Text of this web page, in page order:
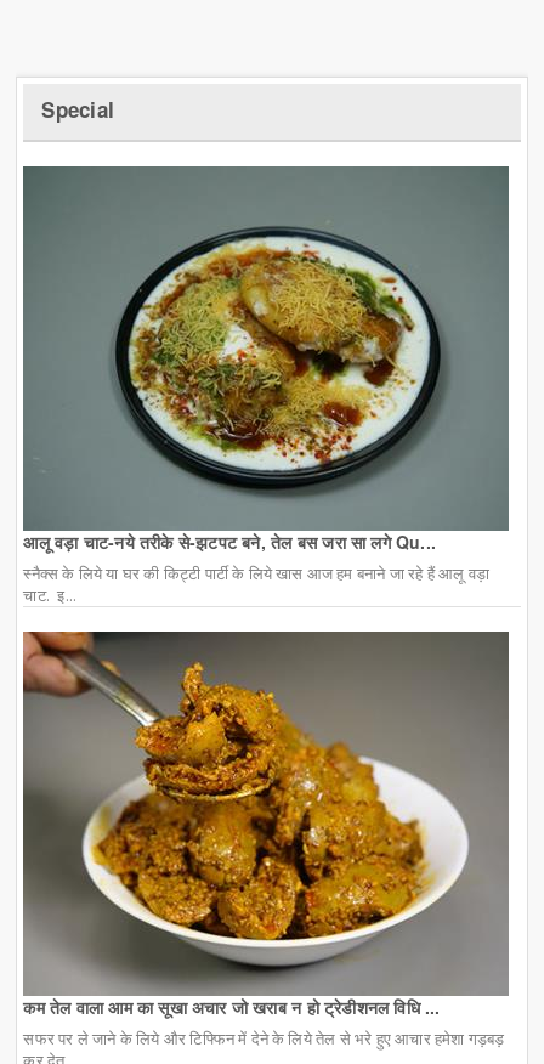
Special
आलू वड़ा चाट-नये तरीके से-झटपट बने, तेल बस जरा सा लगे Qu...
स्नैक्स के लिये या घर की किट्टी पार्टी के लिये खास आज हम बनाने जा रहे हैं आलू वड़ा
चाट. इ...
कम तेल वाला आम का सूखा अचार जो खराब न हो ट्रेडीशनल विधि ...
सफर पर ले जाने के लिये और टिफ्फिन में देने के लिये तेल से भरे हुए आचार हमेशा गड़बड़